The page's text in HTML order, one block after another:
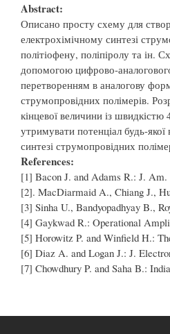
Abstract:
Описано просту схему для
електрохімічному синтезі
політіофену, поліпіролу та ін.
допомогою цифрово-
перетворенням в аналогову
струмопровідних полімерів.
кінцевої величини із
утримувати потенціал будь-
синтезі струмопровідних
References:
[1] Bacon J. and Adams R.: J.
[2]. MacDiarmaid A., Chiang J.,
[3] Sinha U., Bandyopadhyay B.,
[4] Gaykwad R.: Operational
[5] Horowitz P. and Winfield H.:
[6] Diaz A. and Logan J.: J.
[7] Chowdhury P. and Saha B.: